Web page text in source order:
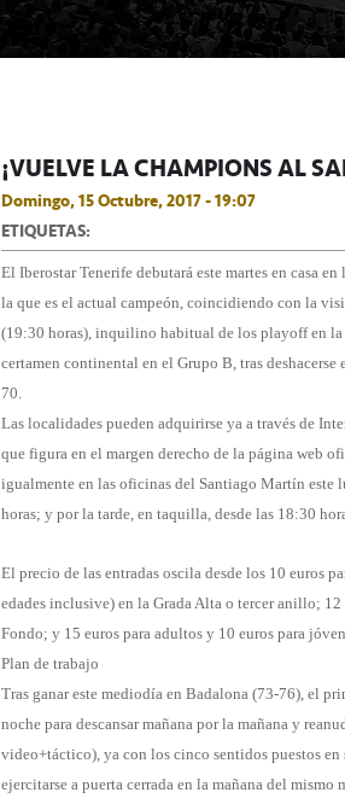
¡VUELVE LA CHAMPIONS AL
Domingo, 15 Octubre, 2017 - 19:07
ETIQUETAS:
El Iberostar Tenerife debutará este martes en casa
la que es el actual campeón, coincidiendo con la
(19:30 horas), inquilino habitual de los playoff en
certamen continental en el Grupo B, tras
70.
Las localidades pueden adquirirse ya a través de
que figura en el margen derecho de la página web
igualmente en las oficinas del Santiago Martín este
horas; y por la tarde, en taquilla, desde las 18:30
El precio de las entradas oscila desde los 10 euros
edades inclusive) en la Grada Alta o tercer anillo;
Fondo; y 15 euros para adultos y 10 euros para
Plan de trabajo
Tras ganar este mediodía en Badalona (73-76), el
noche para descansar mañana por la mañana y
video+táctico), ya con los cinco sentidos puestos
ejercitarse a puerta cerrada en la mañana del mismo